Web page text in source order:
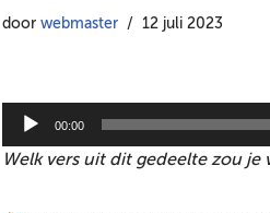
door webmaster 12 juli 2023
u
00:00
Welk vers uit dit gedeelte zou